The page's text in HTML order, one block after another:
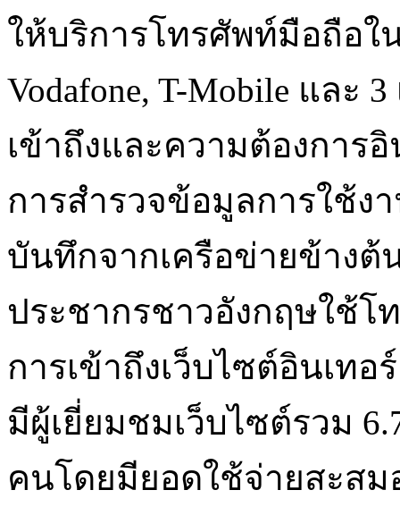
ให้บริการโทรศัพท์มือถือใ
Vodafone, T-Mobile และ
เข้าถึงและความต้องการ
การสำรวจข้อมูลการใช้ง
บันทึกจากเครือข่ายข้างต้
ประชากรชาวอังกฤษใช้
การเข้าถึงเว็บไซต์อินเทอ
มีผู้เยี่ยมชมเว็บไซต์รวม
คนโดยมียอดใช้จ่ายสะส